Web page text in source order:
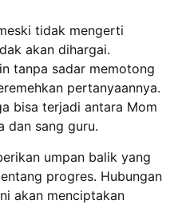
tidak mengerti
akan dihargai.
tanpa sadar memotong
pertanyaannya.
bisa terjadi antara Mom
dan sang guru.
umpan balik yang
progres. Hubungan
akan menciptakan